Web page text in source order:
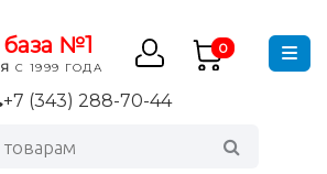
база №1
С 1999 ГОДА
0
+7 (343) 288-70-44